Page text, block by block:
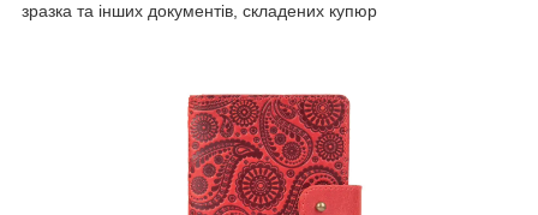
зразка та інших документів, складених купюр